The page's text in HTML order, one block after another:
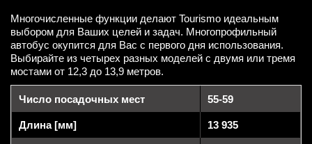
Многочисленные функции делают Tourismo идеальным
выбором для Ваших целей и задач. Многопрофильный
автобус окупится для Вас с первого дня использования.
Выбирайте из четырех разных моделей с двумя или тремя
мостами от 12,3 до 13,9 метров.
Число посадочных мест 55-59
Длина [мм] 13 935